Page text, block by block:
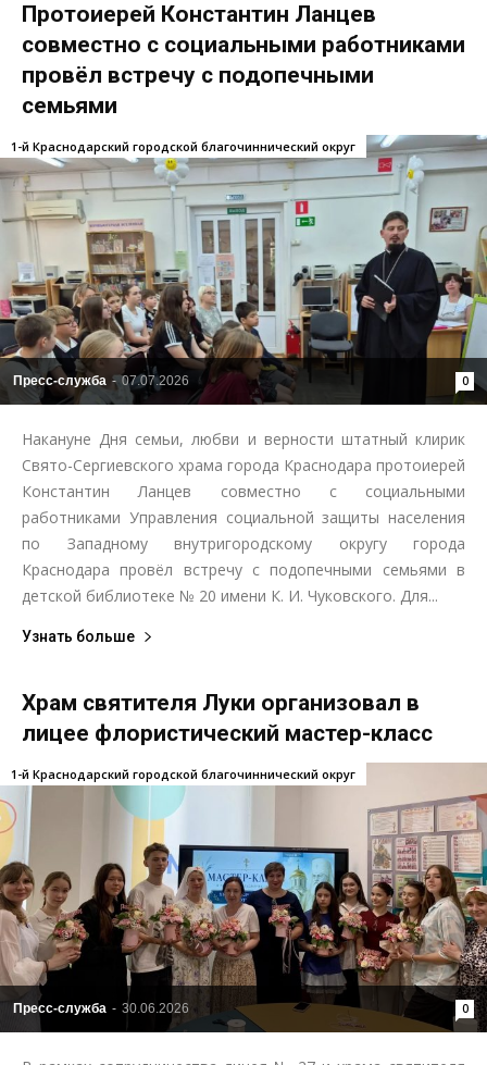
Протоиерей Константин Ланцев
совместно с социальными работниками
провёл встречу с подопечными
семьями
Пресс-служба - 07.07.2026 0
1-й Краснодарский городской благочиннический округ
Накануне Дня семьи, любви и верности штатный клирик
Свято-Сергиевского храма города Краснодара протоиерей
Константин Ланцев совместно с социальными
работниками Управления социальной защиты населения
по Западному внутригородскому округу города
Краснодара провёл встречу с подопечными семьями в
детской библиотеке № 20 имени К. И. Чуковского. Для...
Узнать больше
Храм святителя Луки организовал в
лицее флористический мастер-класс
Пресс-служба - 30.06.2026 0
1-й Краснодарский городской благочиннический округ